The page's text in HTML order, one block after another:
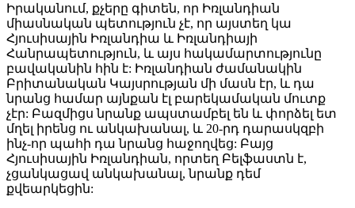
Իրականում, քչերը գիտեն, որ Իռլանդիան
միասնական պետություն չէ, որ այստեղ կա
Հյուսիսային Իռլանդիա և Իռլանդիայի
Հանրապետություն, և այս հակամարտությունը
բավականին հին է: Իռլանդիան ժամանակին
Բրիտանական Կայսրության մի մասն էր, և դա
նրանց համար այնքան էլ բարեկամական մուտք
չէր: Բազմիցս նրանք ապստամբել են և փորձել ետ
մղել իրենց ու անկախանալ, և 20-րդ դարասկզբի
ինչ-որ պահի դա նրանց հաջողվեց: Բայց
Հյուսիսային Իռլանդիան, որտեղ Բելֆաստն է,
չցանկացավ անկախանալ, նրանք դեմ
քվեարկեցին: